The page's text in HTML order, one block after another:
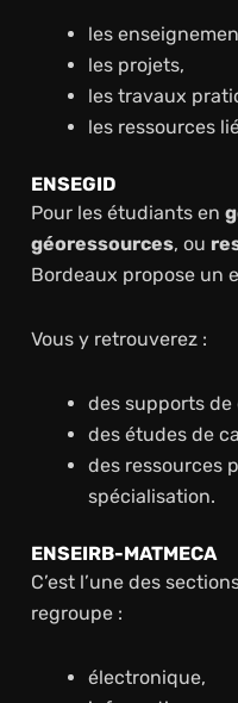
les
les projets,
les travaux
les ressources
ENSEGID
Pour les étudiants en
géoressources, ou
Bordeaux propose un
Vous y retrouverez :
des supports de
des études de
des ressources
spécialisation.
ENSEIRB-MATMECA
C’est l’une des
regroupe :
électronique,